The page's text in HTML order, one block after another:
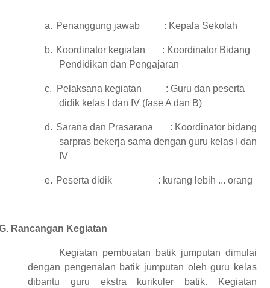
a. Penanggung jawab : Kepala Sekolah
b. Koordinator kegiatan
: Koordinator Bidang
Pendidikan dan Pengajaran
c. Pelaksana kegiatan
: Guru dan peserta
didik kelas I dan IV (fase A dan B)
d. Sarana dan Prasarana
: Koordinator bidang
sarpras bekerja sama dengan guru kelas I dan
IV
e. Peserta didik : kurang lebih ... orang
Rancangan Kegiatan
Kegiatan pembuatan batik jumputan dimulai
dengan pengenalan batik jumputan oleh guru kelas
dibantu guru ekstra kurikuler batik. Kegiatan